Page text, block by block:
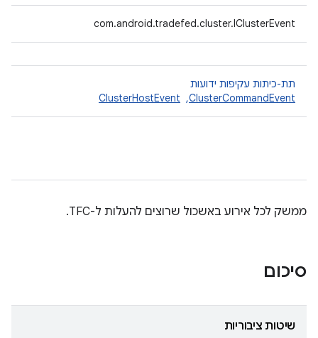
com.android.tradefed.cluster.IClusterEvent
תת-כיתות עקיפות ידועות
ClusterCommandEvent
, ‏
ClusterHostEvent
ממשק לכל אירוע באשכול שרוצים להעלות ל-TFC.
סיכום
שיטות ציבוריות